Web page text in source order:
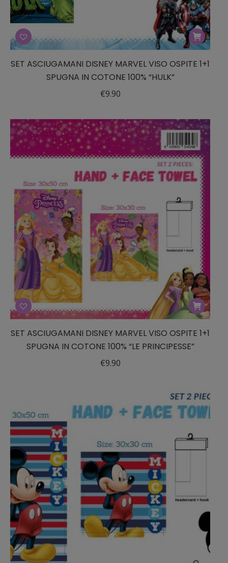
SET ASCIUGAMANI DISNEY MARVEL VISO OSPITE 1+1
SPUGNA IN COTONE 100% “HULK”
€9.90
SET ASCIUGAMANI DISNEY MARVEL VISO OSPITE 1+1
SPUGNA IN COTONE 100% “LE PRINCIPESSE”
€9.90